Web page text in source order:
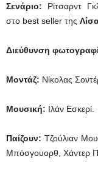
Σενάριο: Ρίτσαρντ
στο best seller της
Διεύθυνση
Μοντάζ: Νίκολας
Μουσική: Ιλάν Εσκερί.
Παίζουν: Τζούλιαν
Μπόσγουορθ, Χάντερ